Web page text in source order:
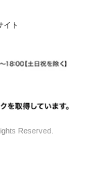
イト
Reserved.